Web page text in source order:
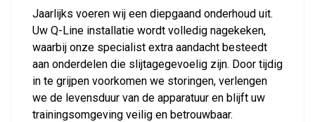
Jaarlijks voeren wij een diepgaand onderhoud uit.
Uw Q-Line installatie wordt volledig nagekeken,
waarbij onze specialist extra aandacht besteedt
aan onderdelen die slijtagegevoelig zijn. Door tijdig
in te grijpen voorkomen we storingen, verlengen
we de levensduur van de apparatuur en blijft uw
trainingsomgeving veilig en betrouwbaar.